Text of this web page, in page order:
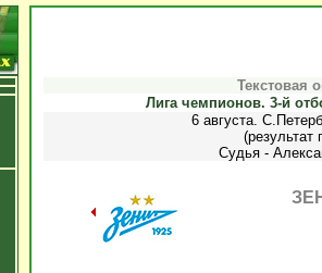
Текстовая
Лига чемпионов. 3-й
6 августа.
(результат
Судья -